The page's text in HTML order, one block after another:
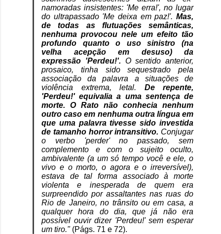
namoradas insistentes: 'Me erra!', no lugar
do ultrapassado 'Me deixa em paz!'. Mas,
de todas as flutuações semânticas,
nenhuma provocou nele um efeito tão
profundo quanto o uso sinistro (na
velha acepção em desuso) da
expressão 'Perdeu!'. O sentido anterior,
prosaico, tinha sido sequestrado pela
associação da palavra a situações de
violência extrema, letal. De repente,
'Perdeu!' equivalia a uma sentença de
morte. O Rato não conhecia nenhum
outro caso em nenhuma outra língua em
que uma palavra tivesse sido investida
de tamanho horror intransitivo. Conjugar
o verbo 'perder' no passado, sem
complemento e com o sujeito oculto,
ambivalente (a um só tempo você e ele, o
vivo e o morto, o agora e o irreversível),
estava de tal forma associado à morte
violenta e inesperada de quem era
surpreendido por assaltantes nas ruas do
Rio de Janeiro, no trânsito ou em casa, a
qualquer hora do dia, que já não era
possível ouvir dizer 'Perdeu!' sem esperar
um tiro." (Págs. 71 e 72).